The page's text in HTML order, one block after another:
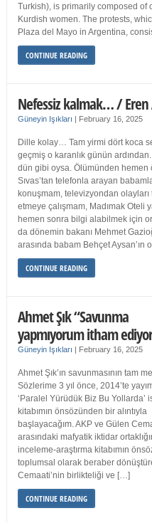
Turkish), is primarily composed of
Kurdish women. The protests,
Plaza del Mayo in Argentina,
CONTINUE READING
Nefessiz kalmak… / Eren
Güneyin Işıkları | February 16, 2025
Dille kolay… Tam yirmi dört koca
geçmiş o karanlık günün
dün gibi oysa. Ölümünden hemen
Sıvas’tan telefonla arayan
konuşmam, televizyondan olayları
etmeye çalışmam, Madımak Oteli
hemen sonra bilgi alabilmek için
da dönemin bakanı Mehmet
arasında babam Behçet
CONTINUE READING
Ahmet Şık “Savunma
yapmıyorum itham
Güneyin Işıkları | February 16, 2025
Ahmet Şık’ın savunmasının tam
Sözlerime 3 yıl önce, 2014’te
‘Paralel Yürüdük Biz Bu Yollarda’
kitabımın önsözünden bir alıntıyla
başlayacağım. AKP ve Gülen
arasındaki mafyatik iktidar
inceleme-araştırma kitabımın
toplumsal olarak beraber
Cemaati’nin birlikteliği ve […]
CONTINUE READING